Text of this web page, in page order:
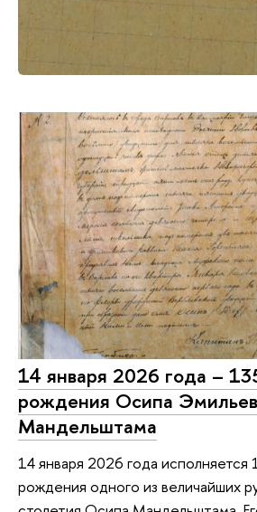
14 января 2026 года –
рождения Осипа
Мандельштама
14 января 2026 года исполняется
рождения одного из величайших